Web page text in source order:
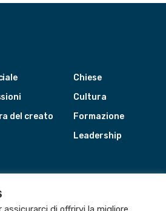
del creato
Chiese
Cultura
Formazione
Leadership